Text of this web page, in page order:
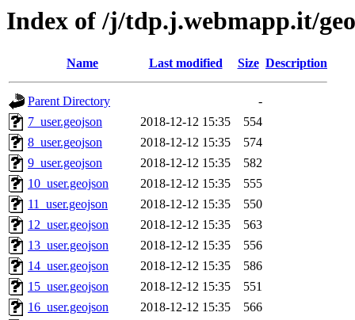
Index of /j/tdp.j.webmapp.it/
Name Last modified Size Description
Parent Directory
-
7_user.geojson
2018-12-12 15:35
554
8_user.geojson
2018-12-12 15:35
574
9_user.geojson
2018-12-12 15:35
582
10_user.geojson
2018-12-12 15:35
555
11_user.geojson
2018-12-12 15:35
550
12_user.geojson
2018-12-12 15:35
563
13_user.geojson
2018-12-12 15:35
556
14_user.geojson
2018-12-12 15:35
586
15_user.geojson
2018-12-12 15:35
551
16_user.geojson
2018-12-12 15:35
566